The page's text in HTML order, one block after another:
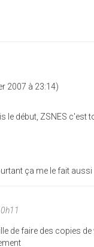
2007 à 23:14)
le début, ZSNES c'est
ça me le fait aussi
de faire des copies